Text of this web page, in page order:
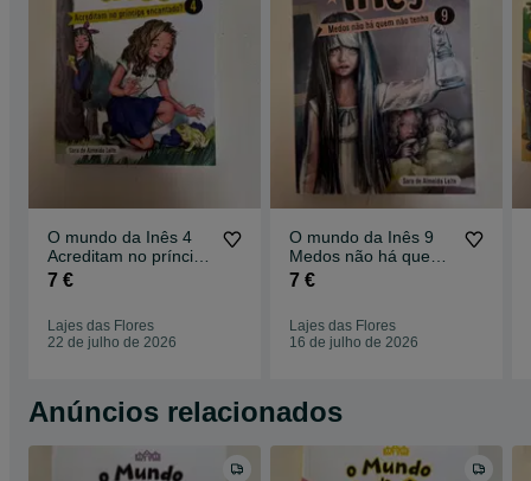
O mundo da Inês 4
Acreditam no príncipe
encantado
7 €
Lajes das Flores
22 de julho de 2026
O mundo da Inês 9
Medos não há quem
não tenha
7 €
Lajes das Flores
16 de julho de 2026
Anúncios relacionados